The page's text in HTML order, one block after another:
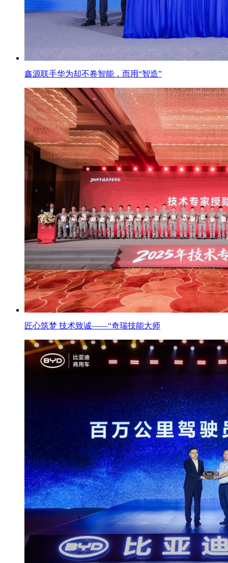
鑫源联手华为却不卷智能，而用“智造”
匠心筑梦 技术致诚——“奇瑞技能大师